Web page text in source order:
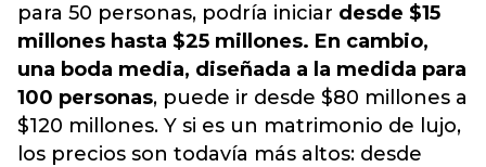
para 50 personas, podría iniciar desde $15
millones hasta $25 millones. En cambio,
una boda media, diseñada a la medida para
100 personas, puede ir desde $80 millones a
$120 millones. Y si es un matrimonio de lujo,
los precios son todavía más altos: desde